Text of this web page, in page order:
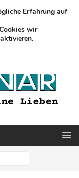
Erfahrung auf
wir